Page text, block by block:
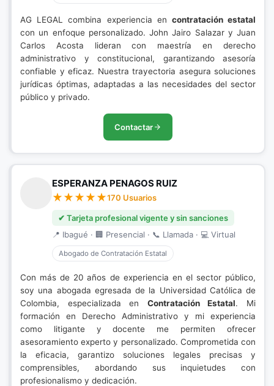
AG LEGAL combina experiencia en contratación estatal
con un enfoque personalizado. John Jairo Salazar y Juan
Carlos Acosta lideran con maestría en derecho
administrativo y constitucional, garantizando asesoría
confiable y eficaz. Nuestra trayectoria asegura soluciones
jurídicas óptimas, adaptadas a las necesidades del sector
público y privado.
Contactar
ESPERANZA PENAGOS RUIZ
170 Usuarios
✔ Tarjeta profesional vigente y sin sanciones
📍 Ibagué · 🏢 Presencial · 📞 Llamada · 💻 Virtual
Abogado de Contratación Estatal
Con más de 20 años de experiencia en el sector público,
soy una abogada egresada de la Universidad Católica de
Colombia, especializada en Contratación Estatal. Mi
formación en Derecho Administrativo y mi experiencia
como litigante y docente me permiten ofrecer
asesoramiento experto y personalizado. Comprometida con
la eficacia, garantizo soluciones legales precisas y
comprensibles, abordando sus inquietudes con
profesionalismo y dedicación.